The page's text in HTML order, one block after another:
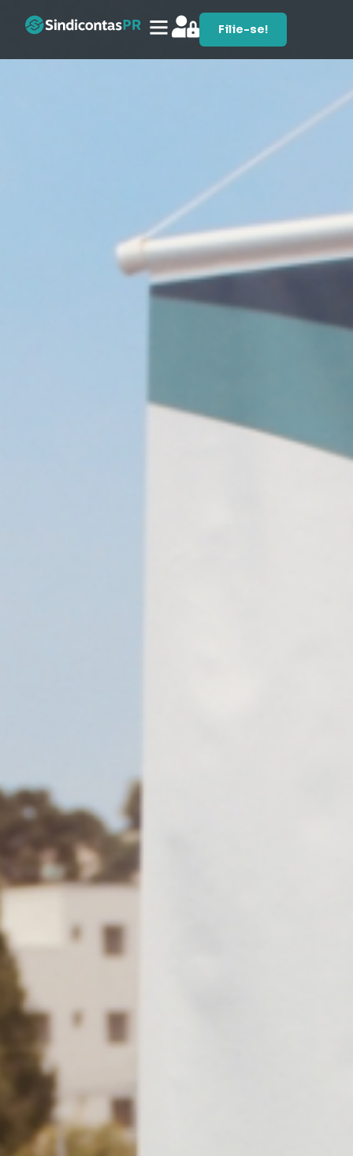
Filie-se!